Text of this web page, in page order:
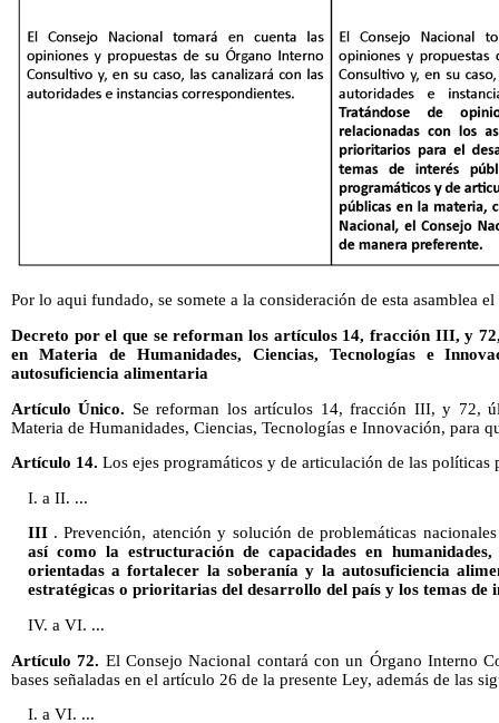
Por lo aqui fundado, se somete a la consideración de esta asamblea
Decreto por el que se reforman los artículos 14, fracción III, y
en Materia de Humanidades, Ciencias, Tecnologías e
autosuficiencia alimentaria
Artículo Único. Se reforman los artículos 14, fracción III, y 72,
Materia de Humanidades, Ciencias, Tecnologías e Innovación, para
Artículo 14. Los ejes programáticos y de articulación de las políticas
I. a II. ...
III. Prevención, atención y solución de problemáticas nacionales
así como la estructuración de capacidades en
orientadas a fortalecer la soberanía y la autosuficiencia
estratégicas o prioritarias del desarrollo del país y los temas de
IV. a VI. ...
Artículo 72. El Consejo Nacional contará con un Órgano Interno
bases señaladas en el artículo 26 de la presente Ley, además de las
I. a VI. ...